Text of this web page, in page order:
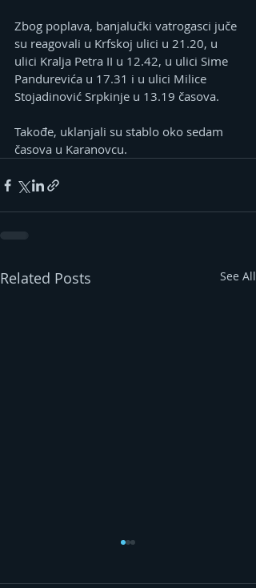
Zbog poplava, banjalučki vatrogasci juče
su reagovali u Krfskoj ulici u 21.20, u
ulici Kralja Petra II u 12.42, u ulici Sime
Pandurevića u 17.31 i u ulici Milice
Stojadinović Srpkinje u 13.19 časova.
Takođe, uklanjali su stablo oko sedam
časova u Karanovcu.
Related Posts See All